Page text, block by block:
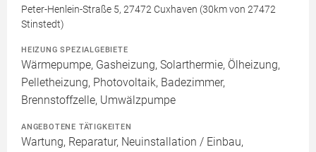
Peter-Henlein-Straße 5, 27472 Cuxhaven (30km von 27472
Stinstedt)
HEIZUNG SPEZIALGEBIETE
Wärmepumpe, Gasheizung, Solarthermie, Ölheizung,
Pelletheizung, Photovoltaik, Badezimmer,
Brennstoffzelle, Umwälzpumpe
ANGEBOTENE TÄTIGKEITEN
Wartung, Reparatur, Neuinstallation / Einbau,